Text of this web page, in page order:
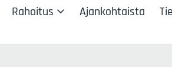
Rahoitus Ajankohtaista